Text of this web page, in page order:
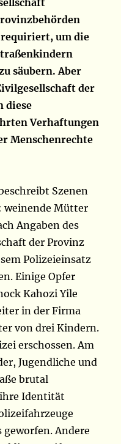
um die
säubern. Aber
der
diese
Verhaftungen
Menschenrechte
Szenen
weinende Mütter
Angaben des
der Provinz
Polizeieinsatz
Einige Opfer
Kahozi Yile
in der Firma
von drei Kindern.
erschossen. Am
Jugendliche und
brutal
Identität
Andere